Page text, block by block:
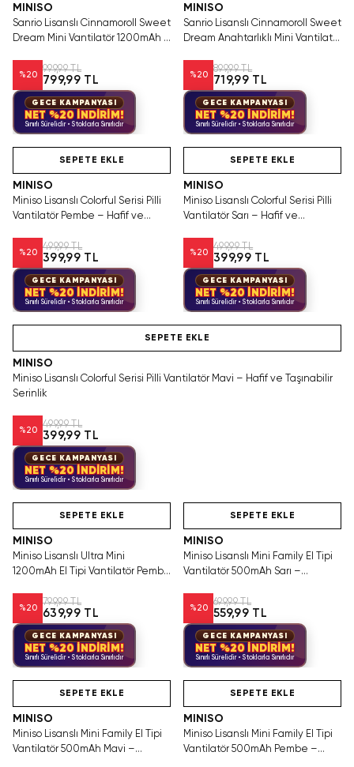
MINISO
Sanrio Lisanslı Cinnamoroll Sweet
Dream Mini Vantilatör 1200mAh –
%20
999,99 TL
799,99 TL
GECE KAMPANYASI
NET %20 İNDİRİM!
Sınırlı Sürelidir • Stoklarla Sınırlıdır
MINISO
Sanrio Lisanslı Cinnamoroll Sweet
Dream Anahtarlıklı Mini Vantilatör
%20
899,99 TL
719,99 TL
GECE KAMPANYASI
NET %20 İNDİRİM!
Sınırlı Sürelidir • Stoklarla Sınırlıdır
SEPETE EKLE
MINISO
Miniso Lisanslı Colorful Serisi Pilli
Vantilatör Pembe – Hafif ve
%20
499,99 TL
399,99 TL
GECE KAMPANYASI
NET %20 İNDİRİM!
Sınırlı Sürelidir • Stoklarla Sınırlıdır
SEPETE EKLE
MINISO
Miniso Lisanslı Colorful Serisi Pilli
Vantilatör Sarı – Hafif ve
%20
499,99 TL
399,99 TL
GECE KAMPANYASI
NET %20 İNDİRİM!
Sınırlı Sürelidir • Stoklarla Sınırlıdır
SEPETE EKLE
MINISO
Miniso Lisanslı Colorful Serisi Pilli Vantilatör Mavi – Hafif ve Taşınabilir
Serinlik
%20
499,99 TL
399,99 TL
GECE KAMPANYASI
NET %20 İNDİRİM!
Sınırlı Sürelidir • Stoklarla Sınırlıdır
SEPETE EKLE
MINISO
Miniso Lisanslı Ultra Mini
1200mAh El Tipi Vantilatör Pembe
%20
799,99 TL
639,99 TL
GECE KAMPANYASI
NET %20 İNDİRİM!
Sınırlı Sürelidir • Stoklarla Sınırlıdır
SEPETE EKLE
MINISO
Miniso Lisanslı Mini Family El Tipi
Vantilatör 500mAh Sarı –
%20
699,99 TL
559,99 TL
GECE KAMPANYASI
NET %20 İNDİRİM!
Sınırlı Sürelidir • Stoklarla Sınırlıdır
SEPETE EKLE
MINISO
Miniso Lisanslı Mini Family El Tipi
Vantilatör 500mAh Mavi –
SEPETE EKLE
MINISO
Miniso Lisanslı Mini Family El Tipi
Vantilatör 500mAh Pembe –